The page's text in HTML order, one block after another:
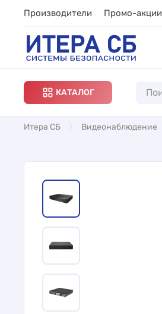
Производители Промо-акции
КАТАЛОГ
Итера СБ Видеонаблюдение